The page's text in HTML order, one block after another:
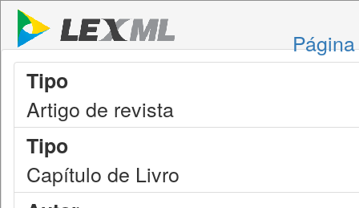
Tipo
Artigo de revista
Tipo
Capítulo de Livro